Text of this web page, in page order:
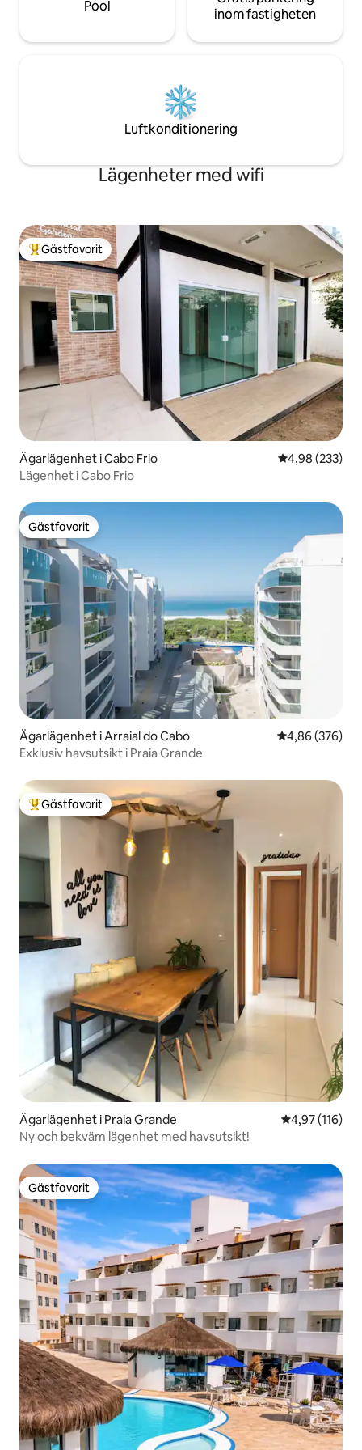
Pool
inom fastigheten
Luftkonditionering
Lägenheter med wifi
Populär gästfavorit
Gästfavorit
Ägarlägenhet i Cabo Frio 4,98 av 5 i
4,98 (233)
Lägenhet i Cabo Frio
Gästfavorit
Gästfavorit
Ägarlägenhet i Arraial do Cabo 4,86 av 5 i
4,86 (376)
Exklusiv havsutsikt i Praia Grande
Populär gästfavorit
Gästfavorit
Ägarlägenhet i Praia Grande 4,97 av 5 i
4,97 (116)
Ny och bekväm lägenhet med havsutsikt!
Gästfavorit
Gästfavorit